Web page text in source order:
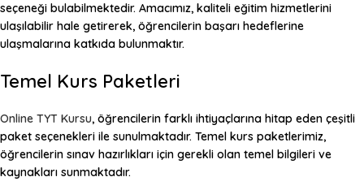
seçeneği bulabilmektedir. Amacımız, kaliteli eğitim hizmetlerini
ulaşılabilir hale getirerek, öğrencilerin başarı hedeflerine
ulaşmalarına katkıda bulunmaktır.
Temel Kurs Paketleri
Online TYT Kursu, öğrencilerin farklı ihtiyaçlarına hitap eden çeşitli
paket seçenekleri ile sunulmaktadır. Temel kurs paketlerimiz,
öğrencilerin sınav hazırlıkları için gerekli olan temel bilgileri ve
kaynakları sunmaktadır.